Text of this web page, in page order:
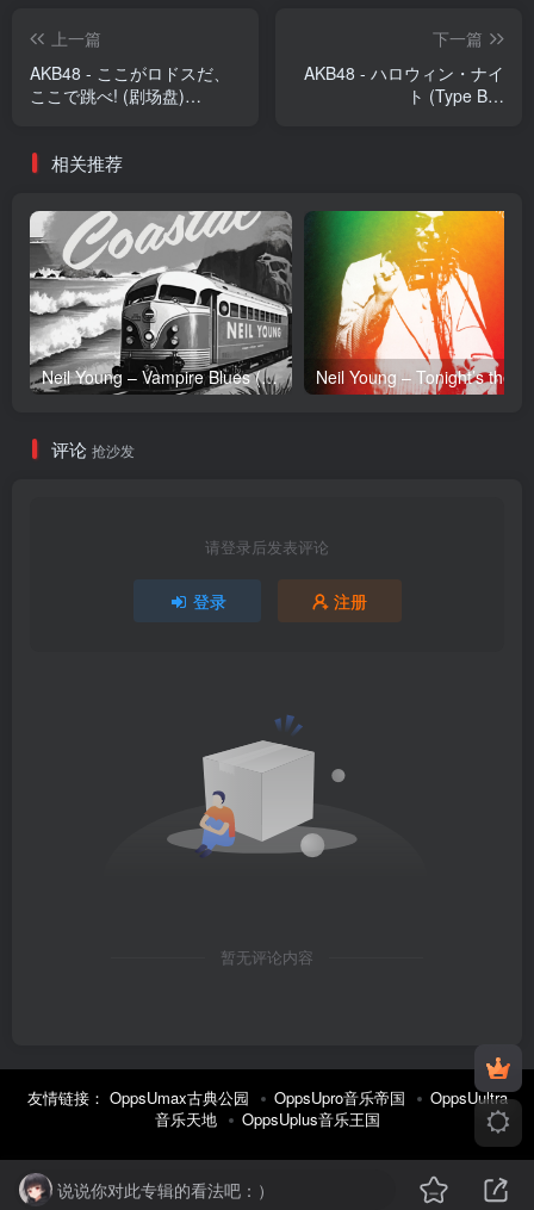
上一篇
AKB48 - ここがロドスだ、
ここで跳べ! (剧场盘)
下一篇
AKB48 - ハロウィン・ナイ
ト (Type B) -
相关推荐
Neil Young – Vampire Blues (Live) – Single(054391239303)【24bit／96.0kHz】土耳其区
评论 抢沙发
请登录后发表评论
登录 注册
暂无评论内容
友情链接： OppsUmax古典公园 OppsUpro音乐帝国
OppsUultra
音乐天地
OppsUplus音乐王国
说说你对此专辑的看法吧：）